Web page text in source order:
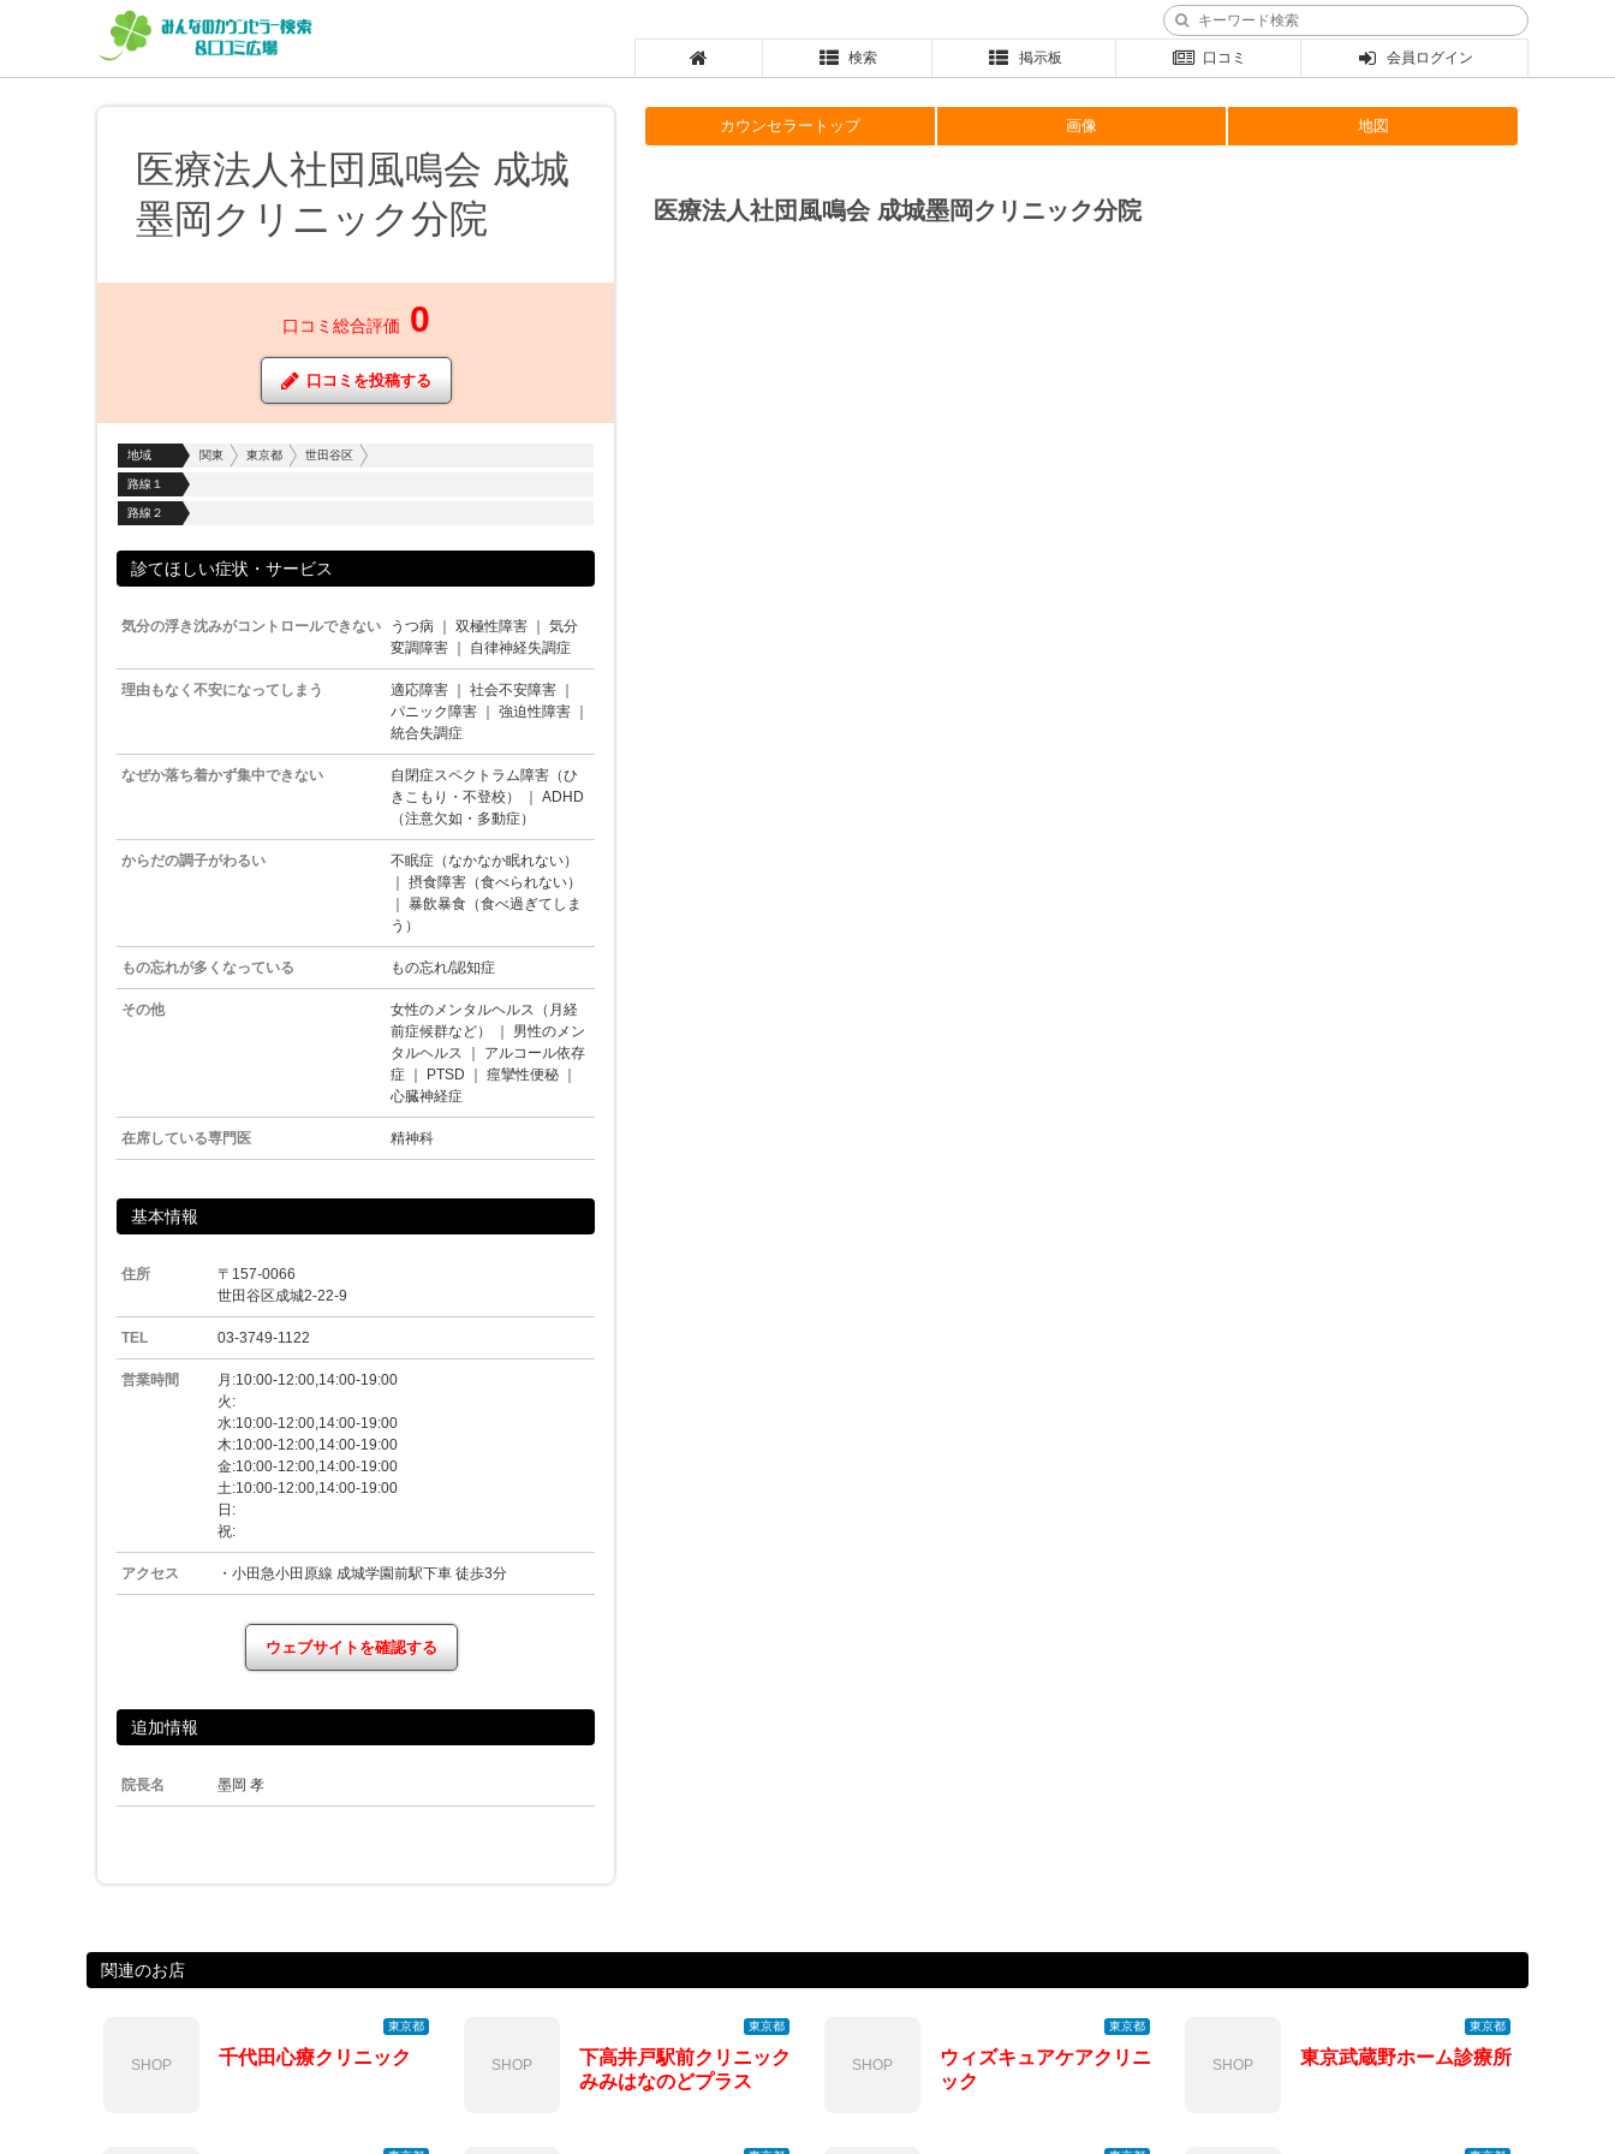
検索 掲示板 口コミ 会員ログイン
医療法人社団風鳴会 成城
墨岡クリニック分院
口コミ総合評価 0
口コミを投稿する
地域 関東 東京都 世田谷区
路線１
路線２
診てほしい症状・サービス
気分の浮き沈みがコントロールできない うつ病 双極性障害
気分
変調障害
自律神経失調症
理由もなく不安になってしまう 適応障害 社会不安障害
パニック障害
強迫性障害
統合失調症
なぜか落ち着かず集中できない
自閉症スペクトラム障害（ひ
きこもり・不登校）
ADHD
（注意欠如・多動症）
からだの調子がわるい
不眠症（なかなか眠れない）
摂食障害（食べられない）
暴飲暴食（食べ過ぎてしま
う）
もの忘れが多くなっている もの忘れ/認知症
その他
女性のメンタルヘルス（月経
前症候群など）
男性のメン
タルヘルス
アルコール依存
症
PTSD 痙攣性便秘
心臓神経症
在席している専門医 精神科
基本情報
住所
〒157-0066
世田谷区成城2-22-9
TEL 03-3749-1122
営業時間
月:10:00-12:00,14:00-19:00
火:
水:10:00-12:00,14:00-19:00
木:10:00-12:00,14:00-19:00
金:10:00-12:00,14:00-19:00
土:10:00-12:00,14:00-19:00
日:
祝:
アクセス ・小田急小田原線 成城学園前駅下車 徒歩3分
ウェブサイトを確認する
追加情報
院長名 墨岡 孝
カウンセラートップ 画像 地図
医療法人社団風鳴会 成城墨岡クリニック分院
関連のお店
SHOP
東京都
千代田心療クリニック SHOP
東京都
下高井戸駅前クリニック
みみはなのどプラス
SHOP
東京都
ウィズキュアケアクリニ
ック
SHOP
東京都
東京武蔵野ホーム診療所